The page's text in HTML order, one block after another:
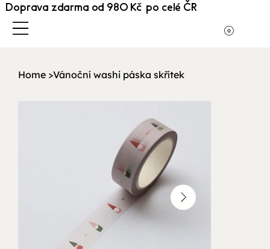
Doprava zdarma od 980 Kč po celé ČR
Home >Vánoční washi páska skřítek